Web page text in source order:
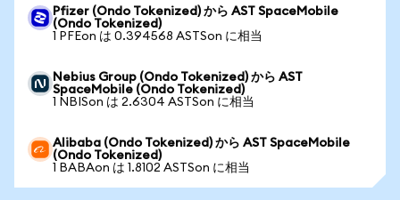
Pfizer (Ondo Tokenized) から AST SpaceMobile
(Ondo Tokenized)
1 PFEon は 0.394568 ASTSon に相当
Nebius Group (Ondo Tokenized) から AST
SpaceMobile (Ondo Tokenized)
1 NBISon は 2.6304 ASTSon に相当
Alibaba (Ondo Tokenized) から AST SpaceMobile
(Ondo Tokenized)
1 BABAon は 1.8102 ASTSon に相当